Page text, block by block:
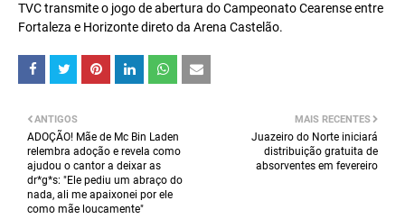
TVC transmite o jogo de abertura do Campeonato Cearense entre
Fortaleza e Horizonte direto da Arena Castelão.
MAIS RECENTES
Juazeiro do Norte iniciará
distribuição gratuita de
absorventes em fevereiro
ANTIGOS
ADOÇÃO! Mãe de Mc Bin Laden
relembra adoção e revela como
ajudou o cantor a deixar as
dr*g*s: "Ele pediu um abraço do
nada, ali me apaixonei por ele
como mãe loucamente"